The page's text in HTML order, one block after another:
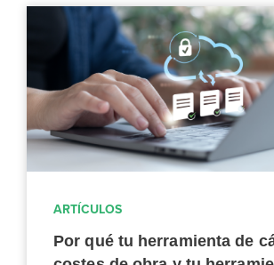
ARTÍCULOS
Por qué tu herramienta de